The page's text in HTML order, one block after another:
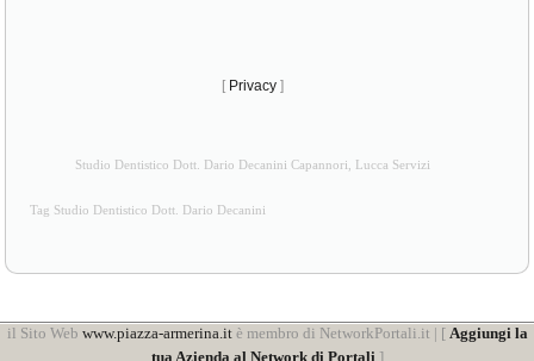
[ Privacy ]
Studio Dentistico Dott. Dario Decanini Capannori, Lucca Servizi
Tag Studio Dentistico Dott. Dario Decanini
il Sito Web www.piazza-armerina.itè membro di NetworkPortali.it | [ Aggiungi la
tua Azienda al Network di Portali ]